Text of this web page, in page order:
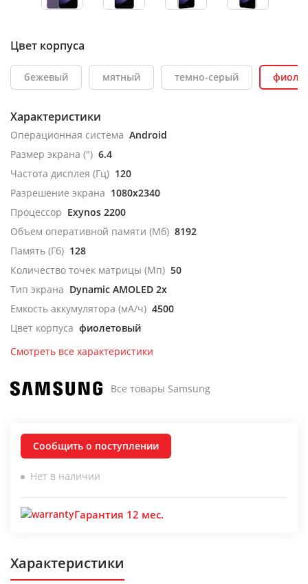
Цвет корпуса
бежевый мятный темно-серый
Характеристики
Операционная система Android
Размер экрана (") 6.4
Частота дисплея (Гц) 120
Разрешение экрана 1080x2340
Процессор Exynos 2200
Объем оперативной памяти (Мб) 8192
Память (Гб) 128
Количество точек матрицы (Мп) 50
Тип экрана Dynamic AMOLED 2x
Емкость аккумулятора (мА/ч) 4500
Цвет корпуса фиолетовый
Смотреть все характеристики
Все товары Samsung
Сообщить о поступлении
Нет в наличии
Гарантия 12 мес.
Характеристики